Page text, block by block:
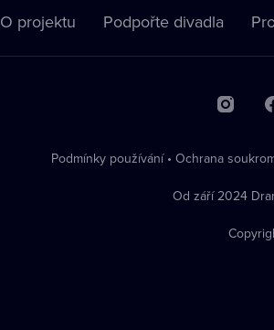
O projektu Podpořte divadla
Podmínky používání • Ochrana
Od září 2024